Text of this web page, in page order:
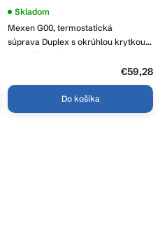
Mexen G00, termostatická
súprava Duplex s okrúhlou krytkou,
uhlové/rovné pripojenie DN50, biela,
Skladom
€59,28
Do košíka